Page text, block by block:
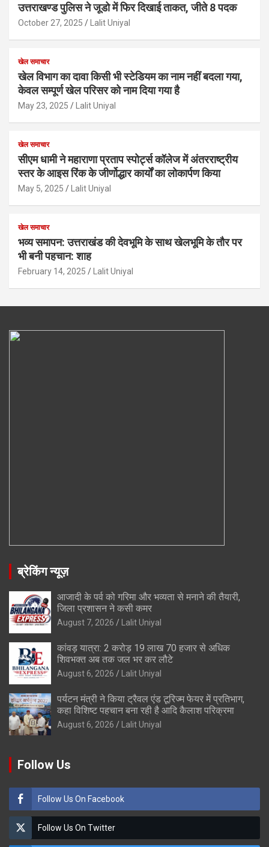
उत्तराखण्ड पुलिस ने जूडो में फिर दिखाई ताकत, जीते 8 पदक
October 27, 2025 Lalit Uniyal
खेल समाचार
खेल विभाग का दावा किसी भी स्टेडियम का नाम नहीं बदला गया,
केवल सम्पूर्ण खेल परिसर को नाम दिया गया है
May 23, 2025 Lalit Uniyal
खेल समाचार
सीएम धामी ने महाराणा प्रताप स्पोर्ट्स कॉलेज में अंतरराष्ट्रीय
स्तर के आइस रिंक के जीर्णोद्धार कार्यों का लोकार्पण किया
May 5, 2025 Lalit Uniyal
खेल समाचार
भव्य समापन: उत्तराखंड की देवभूमि के साथ खेलभूमि के तौर पर
भी बनी पहचान: शाह
February 14, 2025 Lalit Uniyal
ब्रेकिंग न्यूज़
आजादी के पर्व को गरिमा और भव्यता से मनाने की तैयारी,
जिला प्रशासन ने कसी कमर
August 7, 2026 Lalit Uniyal
कांवड़ यात्रा: 2 करोड़ 19 लाख 70 हजार से अधिक
शिवभक्त अब तक जल भर कर लौटे
August 6, 2026 Lalit Uniyal
पर्यटन मंत्री ने किया ट्रैवल एंड टूरिज्म फेयर में प्रतिभाग,
कहा विशिष्ट पहचान बना रही है आदि कैलाश परिक्रमा
August 6, 2026 Lalit Uniyal
Follow Us
Follow Us On Facebook
Follow Us On Twitter